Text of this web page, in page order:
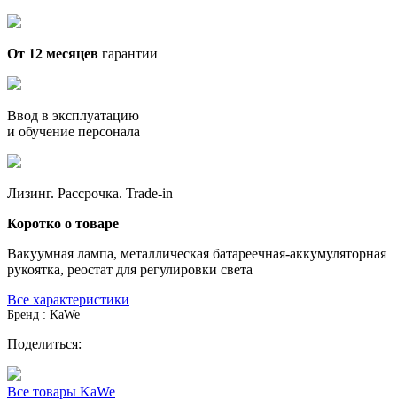
От 12 месяцев гарантии
Ввод в эксплуатацию
и обучение персонала
Лизинг. Рассрочка. Trade-in
Коротко о товаре
Вакуумная лампа, металлическая батареечная-аккумуляторная
рукоятка, реостат для регулировки света
Все характеристики
Бренд : KaWe
Поделиться:
Все товары KaWe